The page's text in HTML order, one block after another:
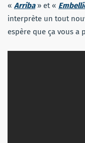
« Arriba» et «
interprète un tout
espère que ça vous a